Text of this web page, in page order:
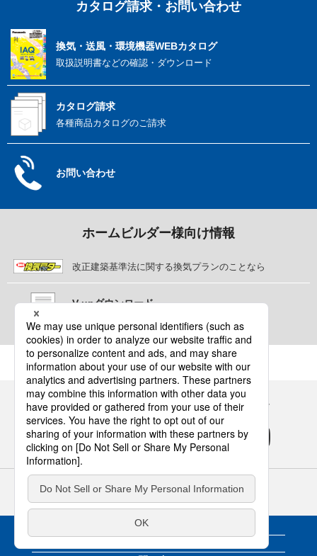
カタログ請求・お問い合わせ
換気・送風・環境機器WEBカタログ
取扱説明書などの確認・ダウンロード
カタログ請求
各種商品カタログのご請求
お問い合わせ
換気・送風・環境機器
ホームビルダー様向け情報
改正建築基準法に関する換気プランのことなら
V-upダウンロード
Panasonicの住まい・くらし SNSアカウント
サイトのご利用にあたって
クッキーポリシー
個人情報保護方針
パナソニック ホールディングス
Area/Country
パナソニック ハウジングソリューションズ株式会社